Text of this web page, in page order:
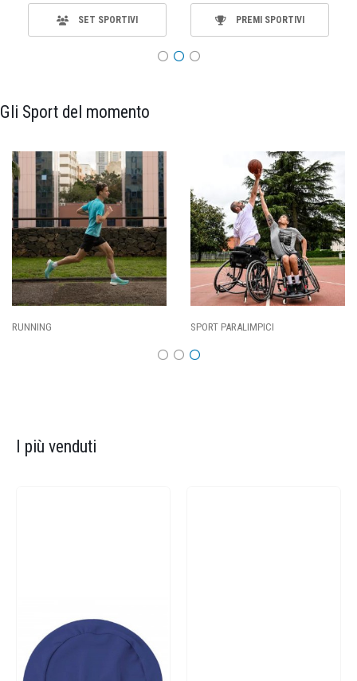
SET SPORTIVI PREMI SPORTIVI
Gli Sport del momento
SPORT PARALIMPICI
I più venduti